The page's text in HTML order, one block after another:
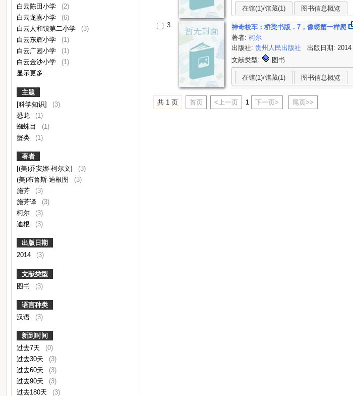
白云陈田小学
(2)
白云龙嘉小学
(6)
白云人和镇第二小学
(3)
白云东辉小学
(1)
白云广园小学
(1)
白云金沙小学
(1)
显示更多..
主题
[科学知识]
(3)
恐龙
(1)
蜘蛛目
(1)
蟹类
(1)
著者
[(美)乔安娜·柯尔文]
(3)
(美)布鲁斯·迪根图
(3)
施芳
(3)
施芳译
(3)
柯尔
(3)
迪根
(3)
出版日期
2014
(3)
文献类型
图书
(3)
语言种类
汉语
(3)
新到时间
过去7天
(0)
过去30天
(3)
过去60天
(3)
过去90天
(3)
过去180天
(3)
在馆(1)/馆藏(1) 图书信息概览
3.
神奇校车：桥梁书版．7，像螃蟹一样爬
著者:柯尔
出版社:贵州人民出版社
出版日期: 2014
文献类型:
图书
在馆(1)/馆藏(1) 图书信息概览
共 1 页 首页 <上一页 1 下一页> 尾页>>